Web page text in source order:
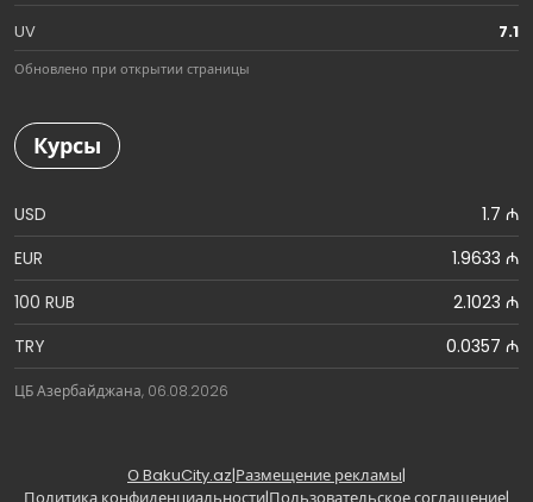
UV
7.1
Обновлено при открытии страницы
Курсы
USD
1.7 ₼
EUR
1.9633 ₼
100 RUB
2.1023 ₼
TRY
0.0357 ₼
ЦБ Азербайджана, 06.08.2026
О BakuCity.az|Размещение рекламы|